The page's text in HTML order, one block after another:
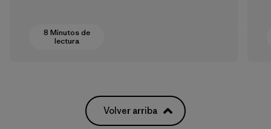
8 Minutos de
lectura
Volver arriba